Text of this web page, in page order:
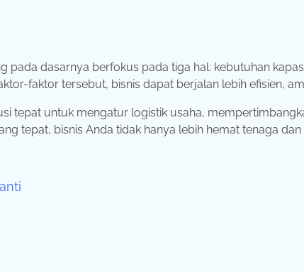
pada dasarnya berfokus pada tiga hal: kebutuhan
faktor tersebut, bisnis dapat berjalan lebih efisien,
tepat untuk mengatur logistik usaha,
tepat, bisnis Anda tidak hanya lebih hemat tenaga